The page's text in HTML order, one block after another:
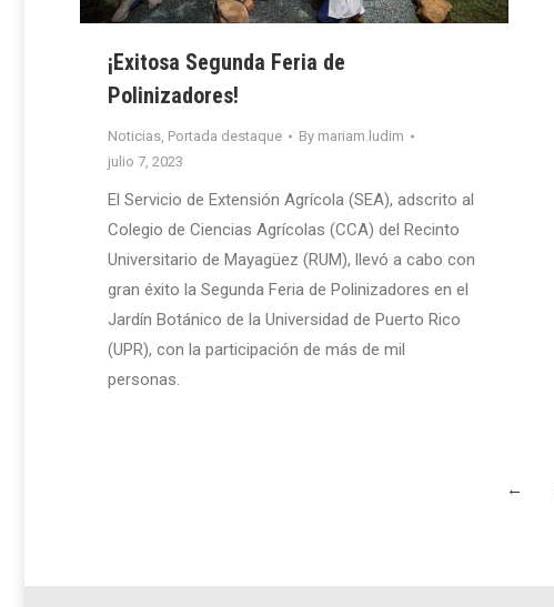
¡Exitosa Segunda Feria de
Polinizadores!
Noticias, Portada destaque By mariam.ludim
julio 7, 2023
El Servicio de Extensión Agrícola (SEA), adscrito al
Colegio de Ciencias Agrícolas (CCA) del Recinto
Universitario de Mayagüez (RUM), llevó a cabo con
gran éxito la Segunda Feria de Polinizadores en el
Jardín Botánico de la Universidad de Puerto Rico
(UPR), con la participación de más de mil
personas.
←